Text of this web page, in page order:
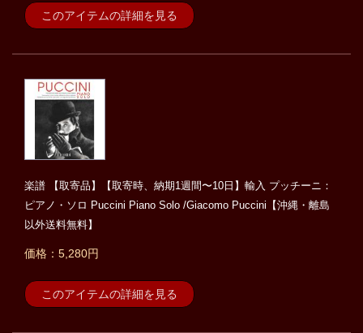
このアイテムの詳細を見る
楽譜 【取寄品】【取寄時、納期1週間〜10日】輸入 プッチーニ：
ピアノ・ソロ Puccini Piano Solo /Giacomo Puccini【沖縄・離島
以外送料無料】
価格：5,280円
このアイテムの詳細を見る